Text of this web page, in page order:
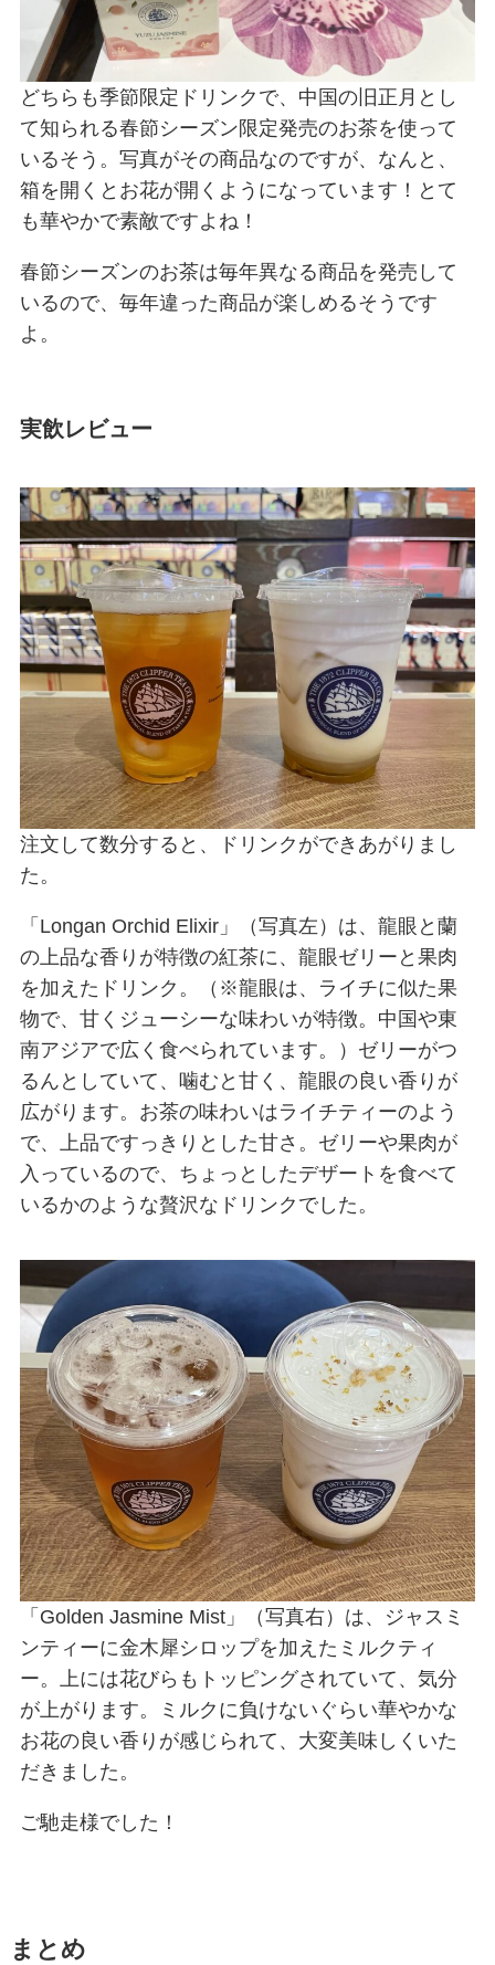
どちらも季節限定ドリンクで、中国の旧正月とし
て知られる春節シーズン限定発売のお茶を使って
いるそう。写真がその商品なのですが、なんと、
箱を開くとお花が開くようになっています！とて
も華やかで素敵ですよね！
春節シーズンのお茶は毎年異なる商品を発売して
いるので、毎年違った商品が楽しめるそうです
よ。
実飲レビュー
注文して数分すると、ドリンクができあがりまし
た。
「Longan Orchid Elixir」（写真左）は、龍眼と蘭
の上品な香りが特徴の紅茶に、龍眼ゼリーと果肉
を加えたドリンク。
（※龍眼は、
ライチに似た果
物で、甘くジューシーな味わいが特徴。中国や東
南アジアで広く食べられています。） ゼリーがつ
るんとしていて、噛むと甘く、龍眼の良い香りが
広がります。お茶の味わいはライチティーのよう
で、上品ですっきりとした甘さ。ゼリーや果肉が
入っているので、ちょっとしたデザートを食べて
いるかのような贅沢なドリンクでした。
「Golden Jasmine Mist」（写真右）は、ジャスミ
ンティーに金木犀シロップを加えたミルクティ
ー。上には花びらもトッピングされていて、気分
が上がります。ミルクに負けないぐらい華やかな
お花の良い香りが感じられて、大変美味しくいた
だきました。
ご馳走様でした！
まとめ